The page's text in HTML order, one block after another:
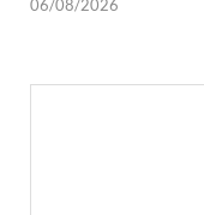
06/08/2026